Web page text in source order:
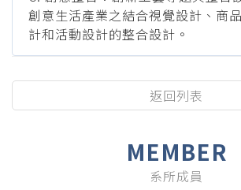
MEMBER
系所成員
創意生活產業之結合視覺設計、商
計和活動設計的整合設計。
返回列表